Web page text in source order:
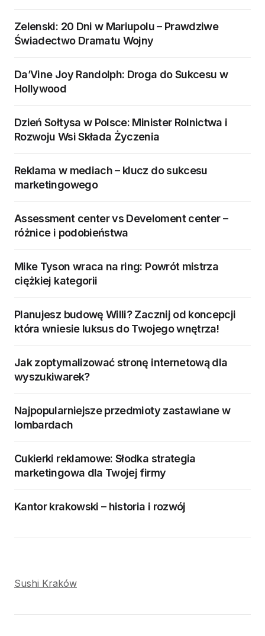
Zelenski: 20 Dni w Mariupolu – Prawdziwe
Świadectwo Dramatu Wojny
Da’Vine Joy Randolph: Droga do Sukcesu w
Hollywood
Dzień Sołtysa w Polsce: Minister Rolnictwa i
Rozwoju Wsi Składa Życzenia
Reklama w mediach – klucz do sukcesu
marketingowego
Assessment center vs Develoment center –
różnice i podobieństwa
Mike Tyson wraca na ring: Powrót mistrza
ciężkiej kategorii
Planujesz budowę Willi? Zacznij od koncepcji
która wniesie luksus do Twojego wnętrza!
Jak zoptymalizować stronę internetową dla
wyszukiwarek?
Najpopularniejsze przedmioty zastawiane w
lombardach
Cukierki reklamowe: Słodka strategia
marketingowa dla Twojej firmy
Kantor krakowski – historia i rozwój
Sushi Kraków